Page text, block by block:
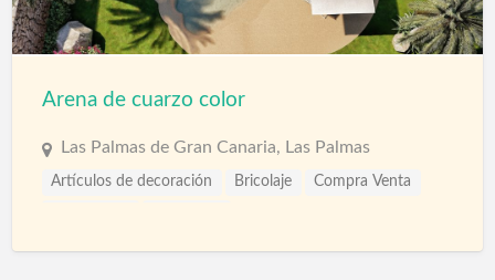
Arena de cuarzo color
Las Palmas de Gran Canaria, Las Palmas
Artículos de decoración Bricolaje Compra Venta